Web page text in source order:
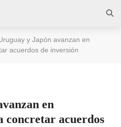
y Japón avanzan en
acuerdos de inversión
en
concretar acuerdos